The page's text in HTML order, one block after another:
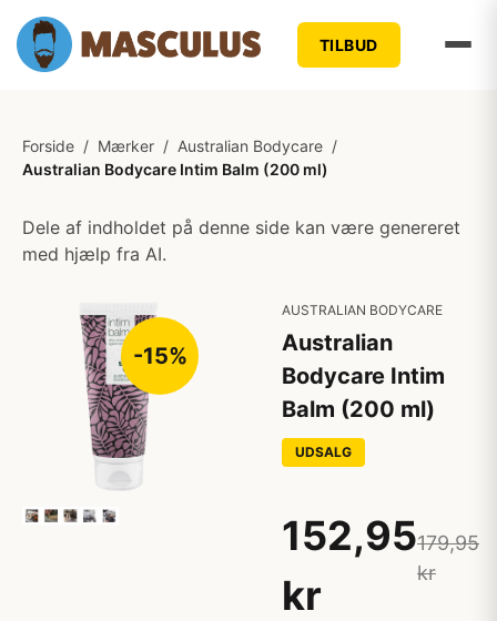
TILBUD
Forside / Mærker / Australian Bodycare /
Australian Bodycare Intim Balm (200 ml)
Dele af indholdet på denne side kan være genereret
med hjælp fra AI.
-15%
AUSTRALIAN BODYCARE
Australian
Bodycare Intim
Balm (200 ml)
UDSALG
152,95
kr
179,95
kr